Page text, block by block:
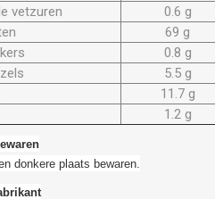
vetzuren
0.6 g
69 g
0.8 g
5.5 g
11.7 g
1.2 g
donkere plaats bewaren.